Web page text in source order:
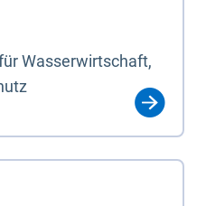
Wasserwirtschaft,